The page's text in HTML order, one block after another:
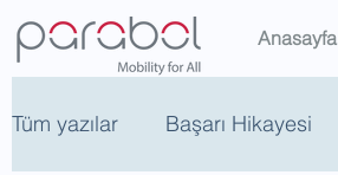
Anasayfa
Tüm yazılar Başarı Hikayesi